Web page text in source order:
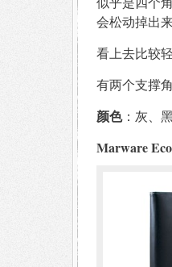
会松动掉出
看上去比较
有两个支撑
颜色：灰、
Marware